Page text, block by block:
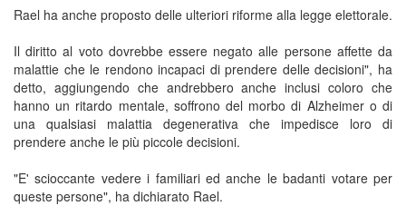
Rael ha anche proposto delle ulteriori riforme alla legge elettorale.
Il diritto al voto dovrebbe essere negato alle persone affette da
malattie che le rendono incapaci di prendere delle decisioni", ha
detto, aggiungendo che andrebbero anche inclusi coloro che
hanno un ritardo mentale, soffrono del morbo di Alzheimer o di
una qualsiasi malattia degenerativa che impedisce loro di
prendere anche le più piccole decisioni.
"E' scioccante vedere i familiari ed anche le badanti votare per
queste persone", ha dichiarato Rael.